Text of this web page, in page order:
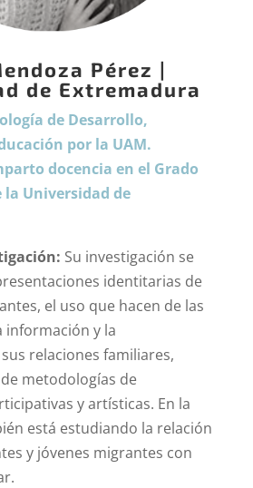
Pérez |
de Extremadura
de Desarrollo,
por la UAM.
docencia en el Grado
la Universidad de
Su investigación se
identitarias de
el uso que hacen de las
información y la
relaciones familiares,
metodologías de
y artísticas. En la
está estudiando la relación
y jóvenes migrantes con